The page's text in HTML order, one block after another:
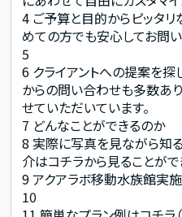
4 ご予算と目的からピッタリ
めての方でも安心してお問い
5
6 クライアントへの提案を
からの問い合わせも多数あ
せていただいています。
7 どんなことができるのか
8 実際に写真を見ながら知
介はコチラから見ることがで
9アクアラボ移動水族館実
10